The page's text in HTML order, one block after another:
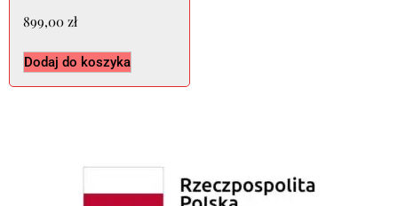
899,00 zł
Dodaj do koszyka